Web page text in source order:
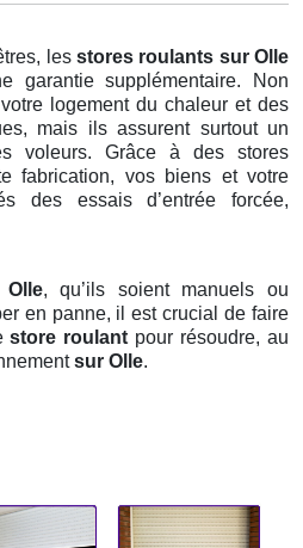
les stores roulants sur Olle
garantie supplémentaire. Non
logement du chaleur et des
mais ils assurent surtout un
voleurs. Grâce à des stores
fabrication, vos biens et votre
des essais d’entrée forcée,
, qu’ils soient manuels ou
en panne, il est crucial de faire
store roulantpour résoudre, au
sur Olle.